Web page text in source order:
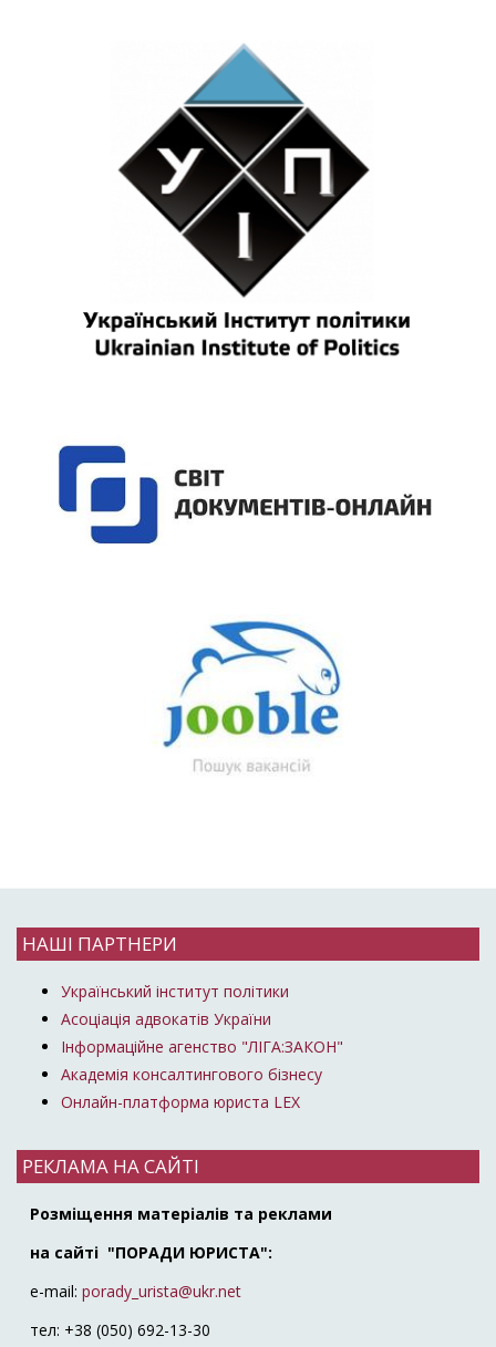
НАШІ ПАРТНЕРИ
Український інститут політики
Асоціація адвокатів України
Інформаційне агенство "ЛІГА:ЗАКОН"
Академія консалтингового бізнесу
Онлайн-платформа юриста LEX
РЕКЛАМА НА САЙТІ
Розміщення матеріалів та реклами
на сайті "ПОРАДИ ЮРИСТА":
e-mail: porady_urista@ukr.net
тел: +38 (050) 692-13-30